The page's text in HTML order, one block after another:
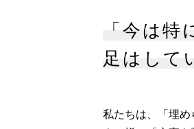
「今は
足はして
私たちは、「埋